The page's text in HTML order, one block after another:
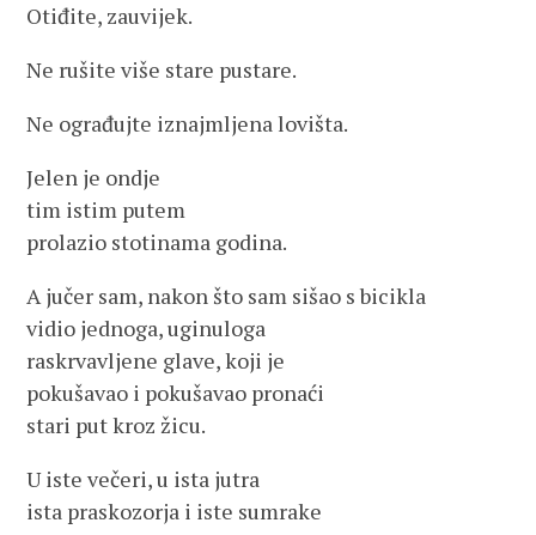
Otiđite, zauvijek.
Ne rušite više stare pustare.
Ne ograđujte iznajmljena lovišta.
Jelen je ondje
tim istim putem
prolazio stotinama godina.
A jučer sam, nakon što sam sišao s bicikla
vidio jednoga, uginuloga
raskrvavljene glave, koji je
pokušavao i pokušavao pronaći
stari put kroz žicu.
U iste večeri, u ista jutra
ista praskozorja i iste sumrake